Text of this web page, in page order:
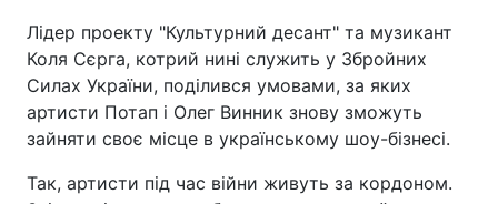
Лідер проекту "Культурний десант" та музикант
Коля Сєрга, котрий нині служить у Збройних
Силах України, поділився умовами, за яких
артисти Потап і Олег Винник знову зможуть
зайняти своє місце в українському шоу-бізнесі.
Так, артисти під час війни живуть за кордоном.